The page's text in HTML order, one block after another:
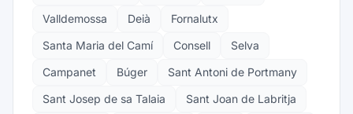
Valldemossa
Deià
Fornalutx
Santa Maria del Camí
Consell
Selva
Campanet
Búger
Sant Antoni de Portmany
Sant Josep de sa Talaia
Sant Joan de Labritja